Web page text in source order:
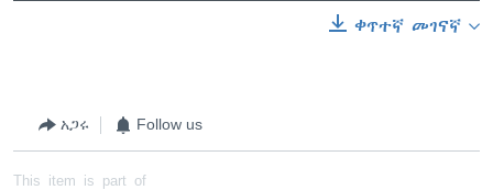
ቀጥተኛ መገናኛ
አጋሩ Follow us
This item is part of